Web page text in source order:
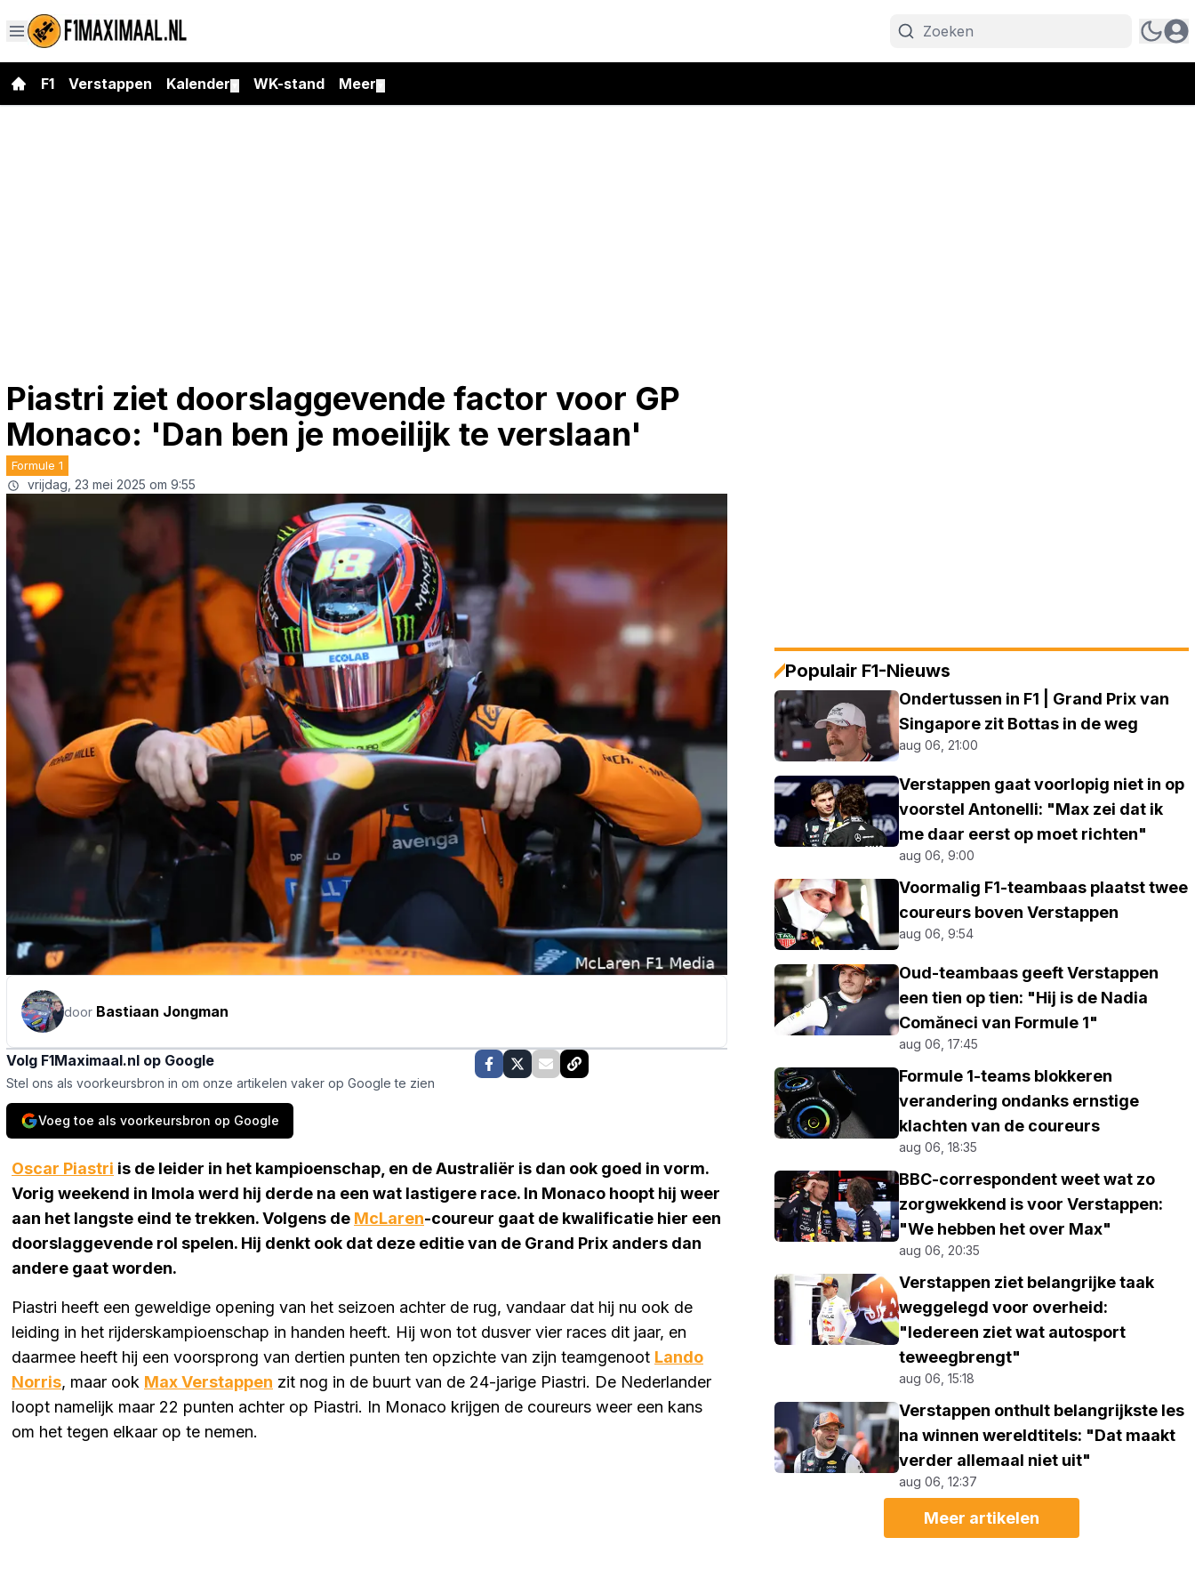
F1 Verstappen Kalender WK-stand Meer
Piastri ziet doorslaggevende factor voor GP
Monaco: 'Dan ben je moeilijk te verslaan'
Formule 1
vrijdag, 23 mei 2025 om 9:55
door Bastiaan Jongman
Volg F1Maximaal.nl op Google
Stel ons als voorkeursbron in om onze artikelen vaker op Google te zien
Voeg toe als voorkeursbron op Google
Oscar Piastri is de leider in het kampioenschap, en de Australiër is dan ook goed in vorm.
Vorig weekend in Imola werd hij derde na een wat lastigere race. In Monaco hoopt hij weer
aan het langste eind te trekken. Volgens de McLaren-coureur gaat de kwalificatie hier een
doorslaggevende rol spelen. Hij denkt ook dat deze editie van de Grand Prix anders dan
andere gaat worden.
Piastri heeft een geweldige opening van het seizoen achter de rug, vandaar dat hij nu ook de
leiding in het rijderskampioenschap in handen heeft. Hij won tot dusver vier races dit jaar, en
daarmee heeft hij een voorsprong van dertien punten ten opzichte van zijn teamgenoot Lando
Norris, maar ook Max Verstappen zit nog in de buurt van de 24-jarige Piastri. De Nederlander
loopt namelijk maar 22 punten achter op Piastri. In Monaco krijgen de coureurs weer een kans
om het tegen elkaar op te nemen.
Populair F1-Nieuws
Ondertussen in F1 | Grand Prix van
Singapore zit Bottas in de weg
aug 06, 21:00
Verstappen gaat voorlopig niet in op
voorstel Antonelli: "Max zei dat ik
me daar eerst op moet richten"
aug 06, 9:00
Voormalig F1-teambaas plaatst twee
coureurs boven Verstappen
aug 06, 9:54
Oud-teambaas geeft Verstappen
een tien op tien: "Hij is de Nadia
Comăneci van Formule 1"
aug 06, 17:45
Formule 1-teams blokkeren
verandering ondanks ernstige
klachten van de coureurs
aug 06, 18:35
BBC-correspondent weet wat zo
zorgwekkend is voor Verstappen:
"We hebben het over Max"
aug 06, 20:35
Verstappen ziet belangrijke taak
weggelegd voor overheid:
"Iedereen ziet wat autosport
teweegbrengt"
aug 06, 15:18
Verstappen onthult belangrijkste les
na winnen wereldtitels: "Dat maakt
verder allemaal niet uit"
aug 06, 12:37
Meer artikelen